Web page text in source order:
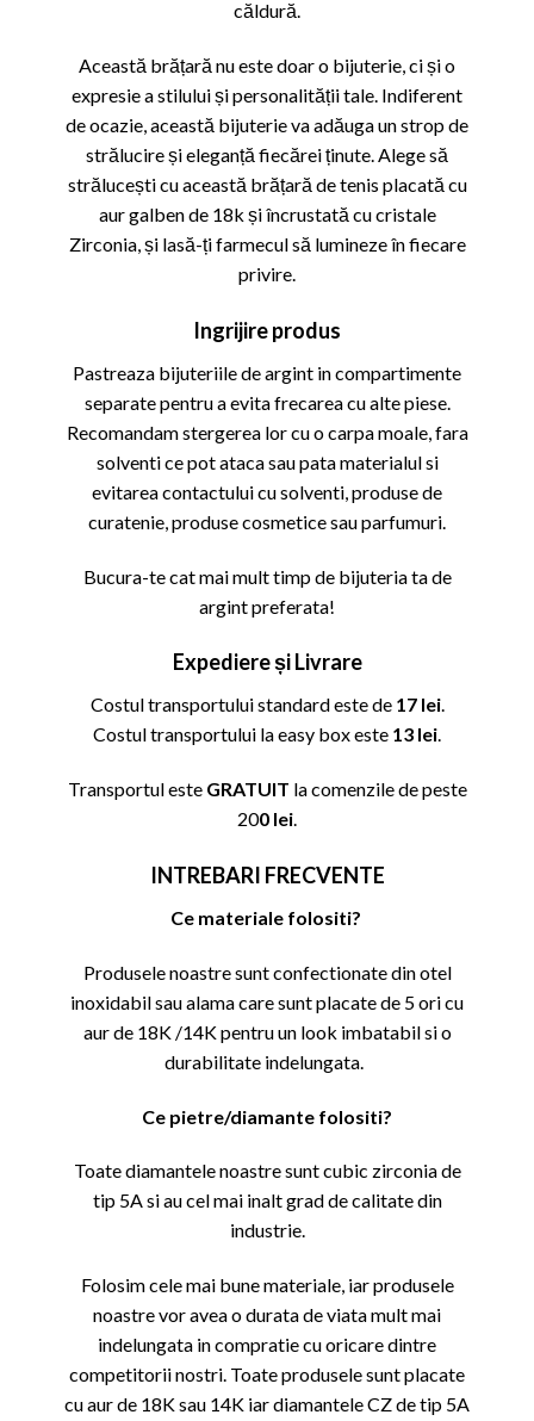
căldură.
Această brățară nu este doar o bijuterie, ci și o
expresie a stilului și personalității tale. Indiferent
de ocazie, această bijuterie va adăuga un strop de
strălucire și eleganță fiecărei ținute. Alege să
strălucești cu această brățară de tenis placată cu
aur galben de 18k și încrustată cu cristale
Zirconia, și lasă-ți farmecul să lumineze în fiecare
privire.
Ingrijire produs
Pastreaza bijuteriile de argint in compartimente
separate pentru a evita frecarea cu alte piese.
Recomandam stergerea lor cu o carpa moale, fara
solventi ce pot ataca sau pata materialul si
evitarea contactului cu solventi, produse de
curatenie, produse cosmetice sau parfumuri.
Bucura-te cat mai mult timp de bijuteria ta de
argint preferata!
Expediere și Livrare
Costul transportului standard este de 17 lei.
Costul transportului la easy box este 13 lei.
Transportul este GRATUIT la comenzile de peste
200 lei.
INTREBARI FRECVENTE
Ce materiale folositi?
Produsele noastre sunt confectionate din otel
inoxidabil sau alama care sunt placate de 5 ori cu
aur de 18K /14K pentru un look imbatabil si o
durabilitate indelungata.
Ce pietre/diamante folositi?
Toate diamantele noastre sunt cubic zirconia de
tip 5A si au cel mai inalt grad de calitate din
industrie.
Folosim cele mai bune materiale, iar produsele
noastre vor avea o durata de viata mult mai
indelungata in compratie cu oricare dintre
competitorii nostri. Toate produsele sunt placate
cu aur de 18K sau 14K iar diamantele CZ de tip 5A